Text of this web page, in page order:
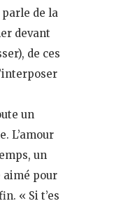
parle de la
devant
de ces
un
L’amour
un
aimé pour
« Si t’es